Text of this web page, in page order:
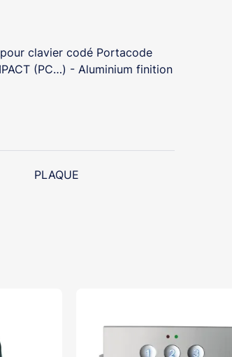
clavier codé Portacode
(PC…) - Aluminium finition
PLAQUE